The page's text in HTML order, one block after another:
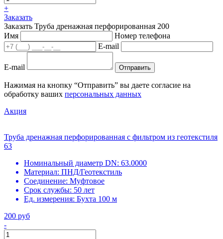
+
Заказать
Заказать Труба дренажная перфорированная 200
Имя
Номер телефона
E-mail
E-mail Отправить
Нажимая на кнопку “Отправить” вы даете согласие на
обработку ваших персональных данных
Акция
Труба дренажная перфорированная с фильтром из геотекстиля
63
Номинальный диаметр DN: 63.0000
Материал: ПНД/Геотекстиль
Соединение: Муфтовое
Срок службы: 50 лет
Ед. измерения: Бухта 100 м
200 руб
-